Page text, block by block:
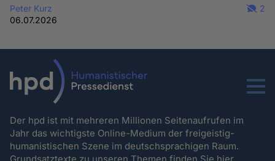
Peter Kurz
06.07.2026
2
Menu
Der hpd ist mit mehreren Millionen Seitenaufrufen im
Jahr das wichtigste Online-Medium der freigeistig-
humanistischen Szene im deutschsprachigen Raum.